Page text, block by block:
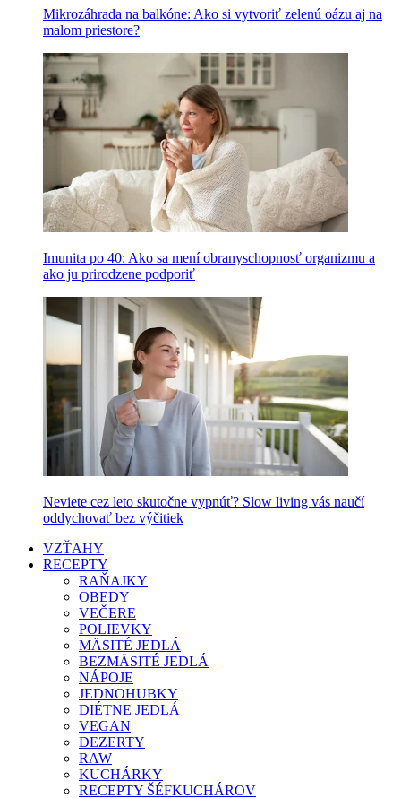
Mikrozáhrada na balkóne: Ako si vytvoriť zelenú oázu aj na
malom priestore?
Imunita po 40: Ako sa mení obranyschopnosť organizmu a
ako ju prirodzene podporiť
Neviete cez leto skutočne vypnúť? Slow living vás naučí
oddychovať bez výčitiek
VZŤAHY
RECEPTY
RAŇAJKY
OBEDY
VEČERE
POLIEVKY
MÄSITÉ JEDLÁ
BEZMÄSITÉ JEDLÁ
NÁPOJE
JEDNOHUBKY
DIÉTNE JEDLÁ
VEGAN
DEZERTY
RAW
KUCHÁRKY
RECEPTY ŠÉFKUCHÁROV